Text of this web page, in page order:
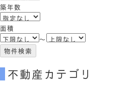
築年数
面積
～
不動産カテゴリ